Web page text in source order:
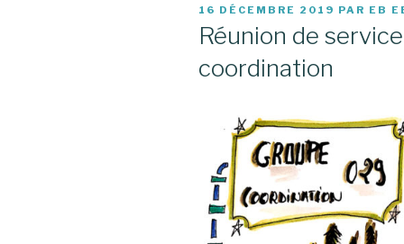
PUBLIÉ
LE
16 DÉCEMBRE 2019 PAR EB
Réunion de
coordination